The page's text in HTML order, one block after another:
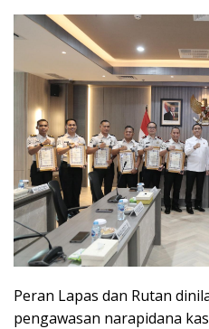
Peran Lapas dan Rutan
pengawasan narapidana